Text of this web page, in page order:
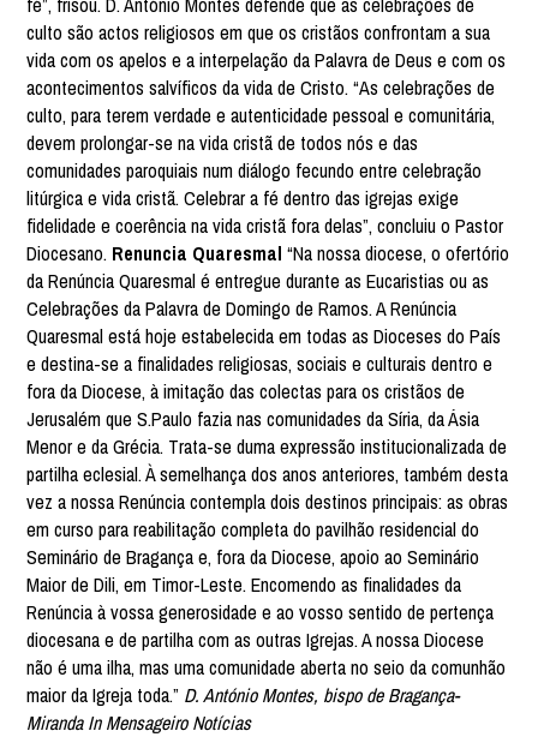
culto são actos religiosos em que os cristãos confrontam a sua
vida com os apelos e a interpelação da Palavra de Deus e com os
acontecimentos salvíficos da vida de Cristo. “As celebrações de
culto, para terem verdade e autenticidade pessoal e comunitária,
devem prolongar-se na vida cristã de todos nós e das
comunidades paroquiais num diálogo fecundo entre celebração
litúrgica e vida cristã. Celebrar a fé dentro das igrejas exige
fidelidade e coerência na vida cristã fora delas”, concluiu o Pastor
Diocesano. Renuncia Quaresmal “Na nossa diocese, o ofertório
da Renúncia Quaresmal é entregue durante as Eucaristias ou as
Celebrações da Palavra de Domingo de Ramos. A Renúncia
Quaresmal está hoje estabelecida em todas as Dioceses do País
e destina-se a finalidades religiosas, sociais e culturais dentro e
fora da Diocese, à imitação das colectas para os cristãos de
Jerusalém que S.Paulo fazia nas comunidades da Síria, da Ásia
Menor e da Grécia. Trata-se duma expressão institucionalizada de
partilha eclesial. À semelhança dos anos anteriores, também desta
vez a nossa Renúncia contempla dois destinos principais: as obras
em curso para reabilitação completa do pavilhão residencial do
Seminário de Bragança e, fora da Diocese, apoio ao Seminário
Maior de Dili, em Timor-Leste. Encomendo as finalidades da
Renúncia à vossa generosidade e ao vosso sentido de pertença
diocesana e de partilha com as outras Igrejas. A nossa Diocese
não é uma ilha, mas uma comunidade aberta no seio da comunhão
maior da Igreja toda.” D. António Montes, bispo de Bragança-
Miranda In Mensageiro Notícias